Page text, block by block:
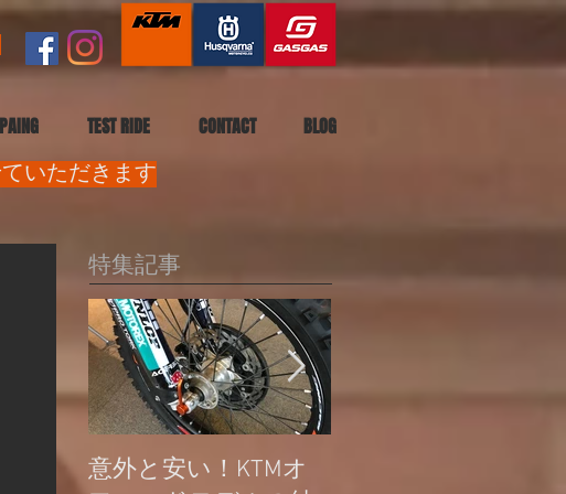
TEST RIDE CONTACT BLOG
いただきます
特集記事
意外と安い！KTMオ